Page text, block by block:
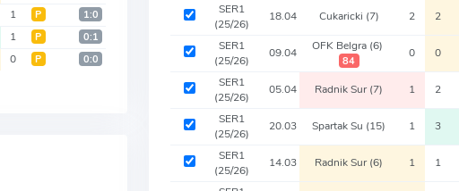
1 Р 1:0
1 Р 0:1
0 Р 0:0
SER1
(25/26)
18.04 Cukaricki (7) 2 2
SER1
(25/26)
09.04 OFK Belgra (6)
84
0 0
SER1
(25/26)
05.04 Radnik Sur(7) 1 2
SER1
(25/26)
20.03 Spartak Su (15) 1 3
SER1
(25/26)
14.03 Radnik Sur(6) 1 1